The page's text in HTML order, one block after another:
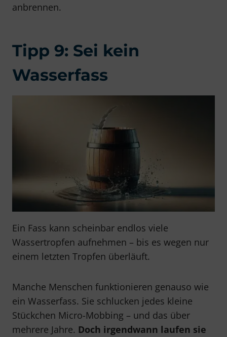
anbrennen.
Tipp 9: Sei kein
Wasserfass
Ein Fass kann scheinbar endlos viele
Wassertropfen aufnehmen – bis es wegen nur
einem letzten Tropfen überläuft.
Manche Menschen funktionieren genauso wie
ein Wasserfass. Sie schlucken jedes kleine
Stückchen Micro-Mobbing – und das über
mehrere Jahre. Doch irgendwann laufen sie